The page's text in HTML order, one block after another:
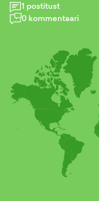
1 postitust
0 kommentaari